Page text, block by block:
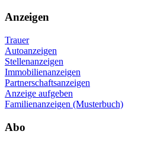
Anzeigen
Trauer
Autoanzeigen
Stellenanzeigen
Immobilienanzeigen
Partnerschaftsanzeigen
Anzeige aufgeben
Familienanzeigen (Musterbuch)
Abo